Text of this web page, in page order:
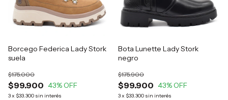
Borcego Federica Lady Stork
suela
$99.900
$175.000
43% OFF
3x $33.300 sin interés
Bota Lunette Lady Stork
negro
$99.900
$175.900
43% OFF
3x $33.300 sin interés